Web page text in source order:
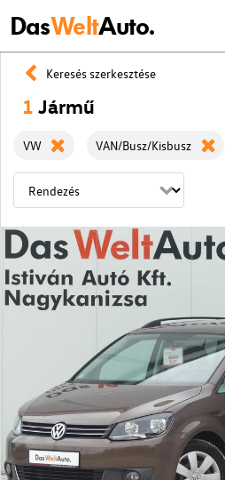
DasWeltAuto.
Keresés szerkesztése
1 Jármű
VW VAN/Busz/Kisbusz